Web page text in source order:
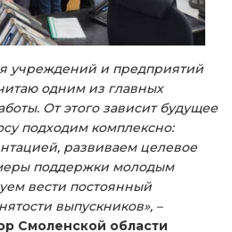
учреждений и предприятий
одним из главных
От этого зависит будущее
подходим комплексно:
развиваем целевое
поддержки молодым
вести постоянный
выпускников», –
Смоленской области